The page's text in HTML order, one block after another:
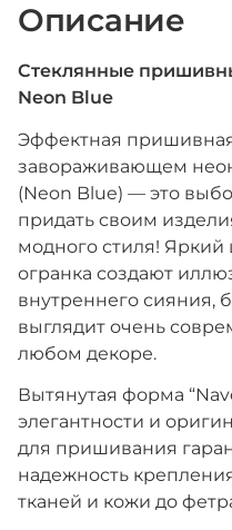
Описание
Стеклянные
Neon Blue
Эффектная пришивная
завораживающем
(Neon Blue) — это
придать своим
модного стиля! Яркий
огранка создают
внутреннего сияния,
выглядит очень
любом декоре.
Вытянутая форма
элегантности и
для пришивания
надежность
тканей и кожи до